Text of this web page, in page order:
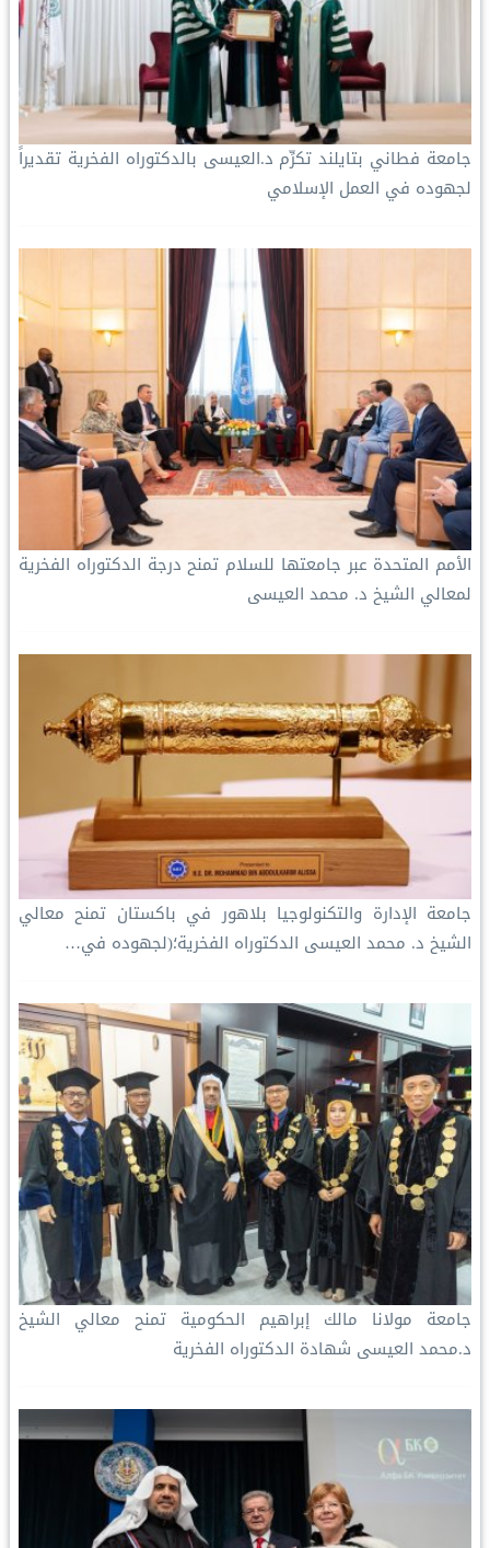
جامعة فطاني بتايلند تكرِّم د.العيسى بالدكتوراه الفخرية تقديراً
لجهوده في العمل الإسلامي
الأمم المتحدة‬⁩ عبر جامعتها للسلام تمنح درجة الدكتوراه الفخرية
لمعالي الشيخ د. محمد العيسى
جامعة الإدارة والتكنولوجيا بلاهور في ⁧‫باكستان‬⁩ تمنح معالي
الشيخ د. ⁧‫محمد العيسى‬⁩ الدكتوراه الفخرية؛(لجهوده في…
جامعة مولانا مالك إبراهيم الحكومية تمنح معالي الشيخ
د.⁧‫محمد العيسى‬⁩ شهادة الدكتوراه الفخرية